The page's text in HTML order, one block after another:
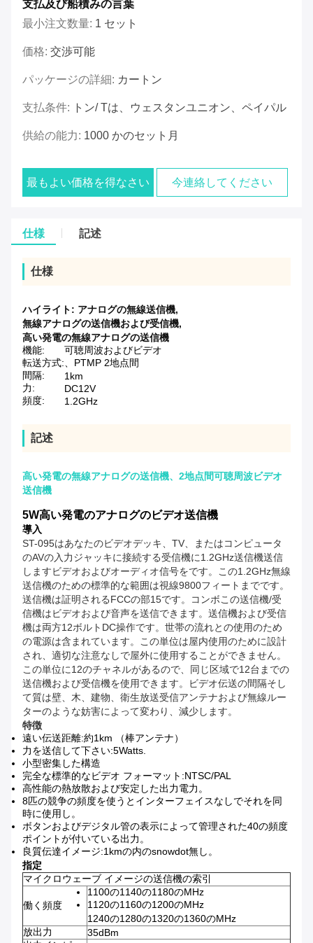
支払及び船積みの言葉
最小注文数量: 1 セット
価格: 交渉可能
パッケージの詳細: カートン
支払条件: トン/ Tは、ウェスタンユニオン、ペイパル
供給の能力: 1000 かのセット月
最もよい価格を得なさい 今連絡してください
仕様 記述
仕様
ハイライト: アナログの無線送信機,
無線アナログの送信機および受信機,
高い発電の無線アナログの送信機
機能:
可聴周波およびビデオ
転送方式:、PTMP 2地点間
間隔:
1km
力:
DC12V
頻度:
1.2GHz
記述
高い発電の無線アナログの送信機、2地点間可聴周波ビデオ
送信機
5W高い発電のアナログのビデオ送信機
導入
ST-095はあなたのビデオデッキ、TV、またはコンピュータ
のAVの入力ジャッキに接続する受信機に1.2GHz送信機送信
しますビデオおよびオーディオ信号をです。この1.2GHz無線
送信機のための標準的な範囲は視線9800フィートまでです。
送信機は証明されるFCCの部15です。コンボこの送信機/受
信機はビデオおよび音声を送信できます。送信機および受信
機は両方12ボルトDC操作です。世帯の流れとの使用のため
の電源は含まれています。この単位は屋内使用のために設計
され、適切な注意なしで屋外に使用することができません。
この単位に12のチャネルがあるので、同じ区域で12台までの
送信機および受信機を使用できます。ビデオ伝送の間隔そし
て質は壁、木、建物、衛生放送受信アンテナおよび無線ルー
ターのような妨害によって変わり、減少します。
特徴
遠い伝送距離:約1km （棒アンテナ）
力を送信して下さい:5Watts.
小型密集した構造
完全な標準的なビデオ フォーマット:NTSC/PAL
高性能の熱放散および安定した出力電力。
8匹の競争の頻度を使うとインターフェイスなしでそれを同
時に使用し。
ボタンおよびデジタル管の表示によって管理された40の頻度
ポイントが付いている出力。
良質伝達イメージ:1kmの内のsnowdot無し。
指定
マイクロウェーブ イメージの送信機の索引
働く頻度
1100の1140の1180のMHz
1120の1160の1200のMHz
1240の1280の1320の1360のMHz
放出力
35dBm